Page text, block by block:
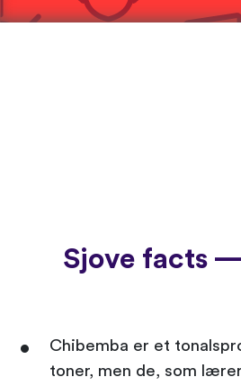
Sjove facts
Chibemba er et
toner, men de, som